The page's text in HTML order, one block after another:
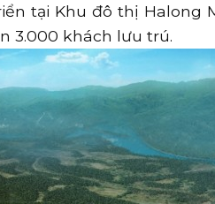
tại Khu đô thị Halong
3.000 khách lưu trú.